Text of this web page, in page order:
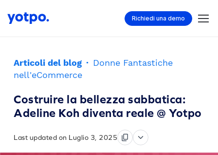
Richiedi una demo
Articoli del blog · Donne Fantastiche
nell'eCommerce
Costruire la bellezza sabbatica:
Adeline Koh diventa reale @ Yotpo
Last updated on Luglio 3, 2025